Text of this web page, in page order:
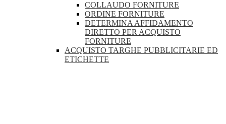
COLLAUDO FORNITURE
ORDINE FORNITURE
DETERMINA AFFIDAMENTO
DIRETTO PER ACQUISTO
FORNITURE
ACQUISTO TARGHE PUBBLICITARIE ED
ETICHETTE